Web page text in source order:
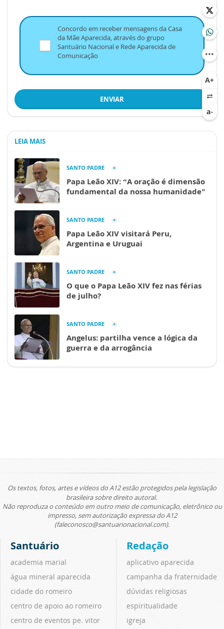
Concordo em receber mensagens da Casa
da Mãe Aparecida, através do grupo
Santuário Nacional e Rede Aparecida de
Comunicação
ENVIAR
LEIA MAIS
SANTO PADRE
Papa Leão XIV: “A oração é dimensão
fundamental da nossa humanidade”
SANTO PADRE
Papa Leão XIV visitará Peru,
Argentina e Uruguai
SANTO PADRE
O que o Papa Leão XIV fez nas férias
de julho?
SANTO PADRE
Angelus: partilha vence a lógica da
guerra e da arrogância
Os textos, fotos, artes e vídeos do A12 estão protegidos pela legislação
brasileira sobre direito autoral.
Não reproduza o conteúdo em outro meio de comunicação, eletrônico ou
impresso, sem autorização expressa do A12
(faleconosco@santuarionacional.com).
Santuário
academia marial
água mineral aparecida
cidade do romeiro
centro de apoio ao romeiro
centro de eventos pe. vitor
Redação
aplicativo aparecida
campanha da fraternidade
dúvidas religiosas
espiritualidade
igreja